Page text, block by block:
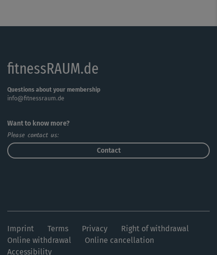
Nur eines solltest du nicht tun: einfach auf der Matte
liegenbleiben! Achte beim Mitmachen auf eine gute
Workout bietet viel Steigerungspotenzial.
fitnessRAUM.de
Questions about your membership
info@fitnessraum.de
Want to know more?
Please contact us:
Contact
Imprint Terms Privacy
Right of withdrawal
Online withdrawal
Online cancellation
Accessibility